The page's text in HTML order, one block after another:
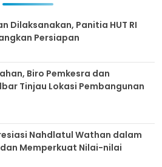
Dilaksanakan, Panitia HUT RI
Persiapan
Biro Pemkesra dan
Tinjau Lokasi Pembangunan
Nahdlatul Wathan dalam
Memperkuat Nilai-nilai